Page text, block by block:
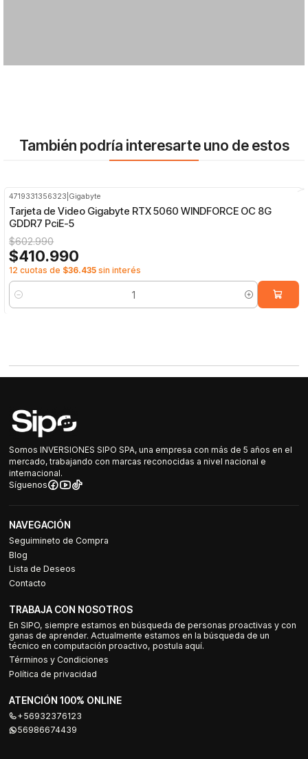
También podría interesarte uno de estos
4719331356323 Gigabyte
Tarjeta de Video Gigabyte RTX 5060 WINDFORCE OC 8G
GDDR7 PciE-5
$602.990
$410.990
12 cuotas de $36.435 sin interés
Cantidad
Somos INVERSIONES SIPO SPA, una empresa con más de 5 años en el
mercado, trabajando con marcas reconocidas a nivel nacional e
internacional.
Síguenos
NAVEGACIÓN
Seguimineto de Compra
Blog
Lista de Deseos
Contacto
TRABAJA CON NOSOTROS
En SIPO, siempre estamos en búsqueda de personas proactivas y con
ganas de aprender. Actualmente estamos en la búsqueda de un
técnico en computación proactivo, postula aquí.
Términos y Condiciones
Política de privacidad
ATENCIÓN 100% ONLINE
+56932376123
56986674439